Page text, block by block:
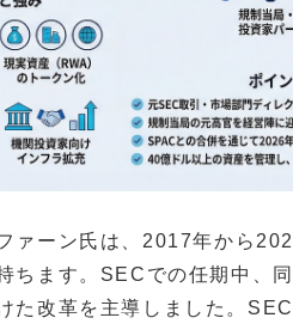
ァーン氏は、2017年から
ちます。SECでの任期中、
た改革を主導しました。